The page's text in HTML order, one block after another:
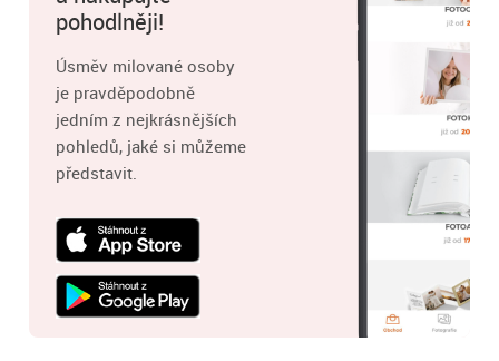
pohodlněji!
Úsměv milované osoby
je pravděpodobně
jedním z nejkrásnějších
pohledů, jaké si můžeme
představit.